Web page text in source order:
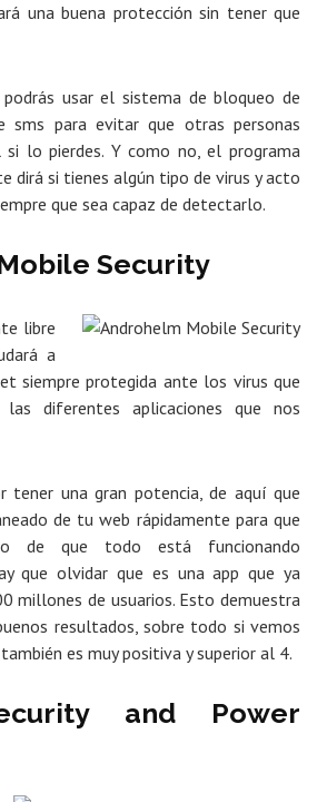
una buena protección sin tener que
usar el sistema de bloqueo de
para evitar que otras personas
lo pierdes. Y como no, el programa
dirá si tienes algún tipo de virus y acto
que sea capaz de detectarlo.
Security
libre
a
siempre protegida ante los virus que
diferentes aplicaciones que nos
tener una gran potencia, de aquí que
de tu web rápidamente para que
de que todo está funcionando
que olvidar que es una app que ya
millones de usuarios. Esto demuestra
resultados, sobre todo si vemos
es muy positiva y superior al 4.
and Power